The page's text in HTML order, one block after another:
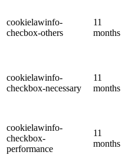
cookielawinfo-
checbox-others
11
months
cookielawinfo-
checkbox-necessary
11
months
cookielawinfo-
checkbox-
performance
11
months